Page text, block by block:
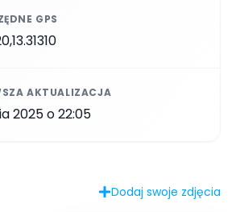
GPS
AKTUALIZACJA
2025 o 22:05
Dodaj swoje zdjęcia